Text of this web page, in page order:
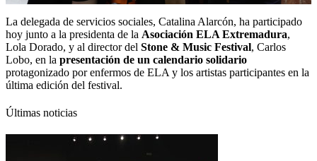
La delegada de servicios sociales, Catalina Alarcón, ha participado
hoy junto a la presidenta de la Asociación ELA Extremadura,
Lola Dorado, y al director del Stone & Music Festival, Carlos
Lobo, en la presentación de un calendario solidario
protagonizado por enfermos de ELA y los artistas participantes en la
última edición del festival.
Últimas noticias